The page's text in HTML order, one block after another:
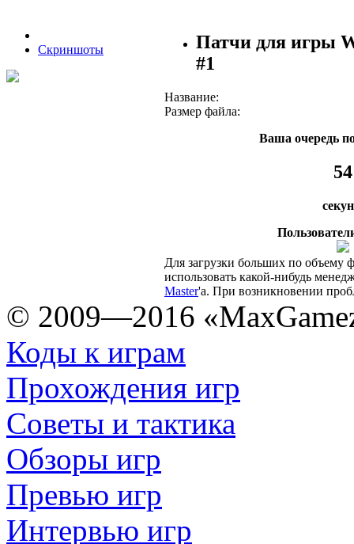
Скриншоты
Патчи для игры
#1
Название:
Размер файла:
Ваша очередь
53
Для загрузки больших по объему
использовать какой-нибудь
Master'а. При возникновении
© 2009—2016
Коды к играм
Прохождения игр
Советы и тактика
Обзоры игр
Превью игр
Интервью игр